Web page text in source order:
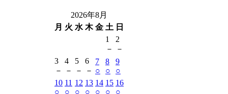
2026年8月
月 火 水 木 金 土 日
1
－
2
－
3
－
4
－
5
－
6
－
7
○
8
○
9
○
10
○
11
○
12
○
13
○
14
○
15
○
16
○